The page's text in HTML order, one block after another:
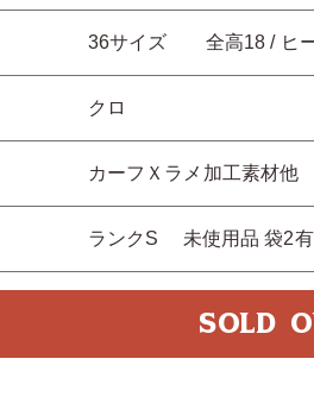
36サイズ 全高18 / ヒ
クロ
カーフＸラメ加工素材他
ランクS 未使用品 袋2有
SOLD